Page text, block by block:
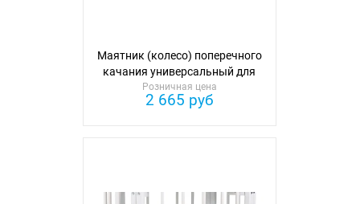
Маятник (колесо) поперечного
качания универсальный для
кроватки Farfello
Розничная цена
2 665 руб